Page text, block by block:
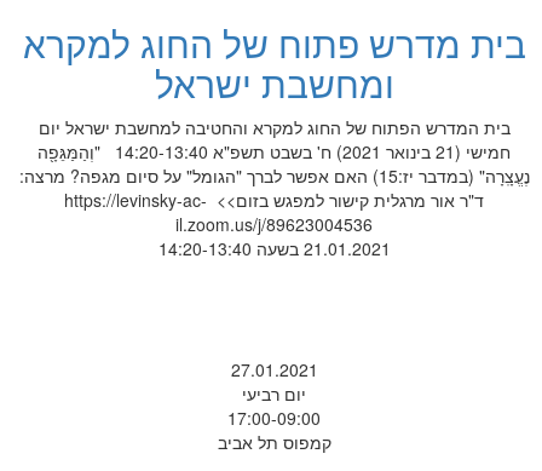
בית מדרש פתוח של החוג למקרא
ומחשבת ישראל
בית המדרש הפתוח של החוג למקרא והחטיבה למחשבת ישראל יום
חמישי (21 בינואר 2021) ח' בשבט תשפ"א 14:20-13:40 "וְהַמַּגֵּפָ֖ה
נֶעֱצָֽרָה" (במדבר יז:15) האם אפשר לברך "הגומל" על סיום מגפה? מרצה:
ד"ר אור מרגלית קישור למפגש בזום>> https://levinsky-ac-
il.zoom.us/j/89623004536
21.01.2021 בשעה 14:20-13:40
27.01.2021
יום רביעי
17:00-09:00
קמפוס תל אביב